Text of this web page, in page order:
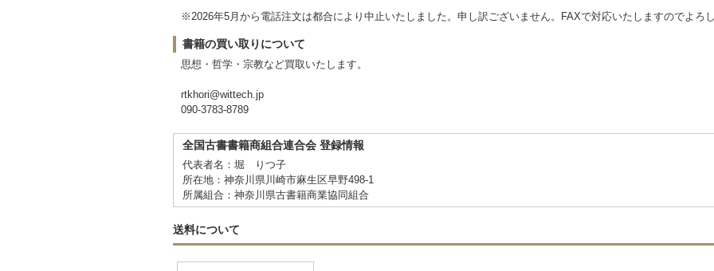
※2026年5月から電話注文は都合により中止いたしました。申し訳ございません。FAXで対応いたしますのでよろ
書籍の買い取りについて
思想・哲学・宗教など買取いたします。
rtkhori@wittech.jp
090-3783-8789
全国古書書籍商組合連合会 登録情報
代表者名：堀 りつ子
所在地：神奈川県川崎市麻生区早野498-1
所属組合：神奈川県古書籍商業協同組合
送料について